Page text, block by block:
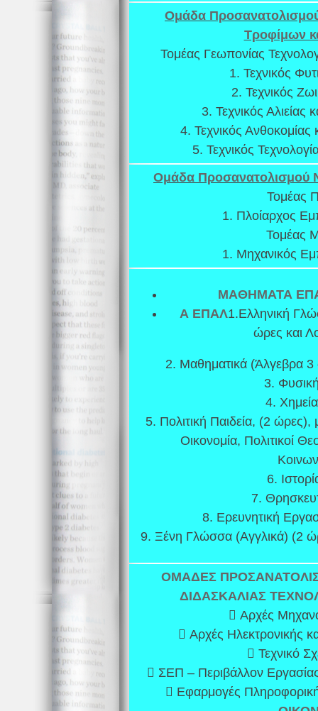
Ομάδα
Τροφίμων
Τομέας Γεωπονίας
1. Τεχνικός
2. Τεχνικός
3. Τεχνικός Αλιείας
4. Τεχνικός Ανθοκομίας
5. Τεχνικός
Ομάδα Προσανατολισμού
Τομέας
1. Πλοίαρχος
Τομέας
1. Μηχανικός
ΜΑΘΗΜΑΤΑ
Α ΕΠΑΛ1.Ελληνική
ώρες και
2. Μαθηματικά (Άλγεβρα
3.
4.
5. Πολιτική Παιδεία, (2 ώρες),
Οικονομία, Πολιτικοί
6.
7.
8. Ερευνητική
9. Ξένη Γλώσσα (Αγγλικά) (2
ΟΜΑΔΕΣ
ΔΙΔΑΣΚΑΛΙΑΣ
 Αρχές
 Αρχές Ηλεκτρονικής
 Τεχνικό
 ΣΕΠ – Περιβάλλον
 Εφαρμογές